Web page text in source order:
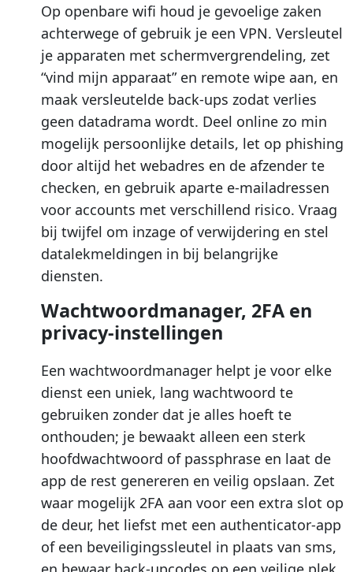
Op openbare wifi houd je gevoelige zaken
achterwege of gebruik je een VPN. Versleutel
je apparaten met schermvergrendeling, zet
“vind mijn apparaat” en remote wipe aan, en
maak versleutelde back-ups zodat verlies
geen datadrama wordt. Deel online zo min
mogelijk persoonlijke details, let op phishing
door altijd het webadres en de afzender te
checken, en gebruik aparte e-mailadressen
voor accounts met verschillend risico. Vraag
bij twijfel om inzage of verwijdering en stel
datalekmeldingen in bij belangrijke
diensten.
Wachtwoordmanager, 2FA en
privacy-instellingen
Een wachtwoordmanager helpt je voor elke
dienst een uniek, lang wachtwoord te
gebruiken zonder dat je alles hoeft te
onthouden; je bewaakt alleen een sterk
hoofdwachtwoord of passphrase en laat de
app de rest genereren en veilig opslaan. Zet
waar mogelijk 2FA aan voor een extra slot op
de deur, het liefst met een authenticator-app
of een beveiligingssleutel in plaats van sms,